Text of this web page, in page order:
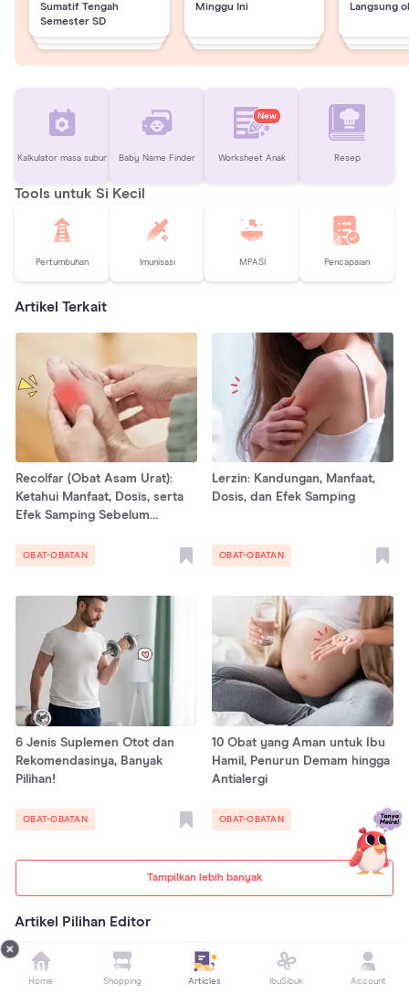
Sumatif Tengah
Semester SD
Minggu Ini
Langsung
Kalkulator masa subur Baby Name Finder
New
Worksheet Anak Resep
Tools untuk Si Kecil
Pertumbuhan Imunisasi MPASI Pencapaian
Artikel Terkait
Tampilkan lebih banyak
Recolfar (Obat Asam Urat):
Ketahui Manfaat, Dosis, serta
Efek Samping Sebelum
OBAT-OBATAN
Lerzin: Kandungan, Manfaat,
Dosis, dan Efek Samping
OBAT-OBATAN
6 Jenis Suplemen Otot dan
Rekomendasinya, Banyak
Pilihan!
OBAT-OBATAN
10 Obat yang Aman untuk Ibu
Hamil, Penurun Demam hingga
Antialergi
OBAT-OBATAN
Artikel Pilihan Editor
Home Shopping Articles IbuSibuk Account